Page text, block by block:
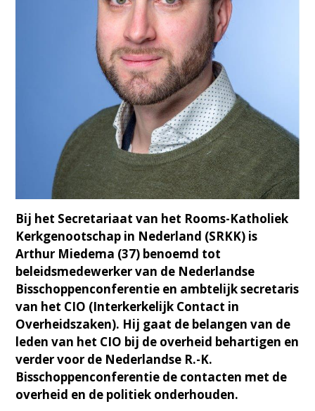
Bij het Secretariaat van het Rooms-Katholiek
Kerkgenootschap in Nederland (SRKK) is
Arthur Miedema (37) benoemd tot
beleidsmedewerker van de Nederlandse
Bisschoppenconferentie en ambtelijk secretaris
van het CIO (Interkerkelijk Contact in
Overheidszaken). Hij gaat de belangen van de
leden van het CIO bij de overheid behartigen en
verder voor de Nederlandse R.-K.
Bisschoppenconferentie de contacten met de
overheid en de politiek onderhouden.